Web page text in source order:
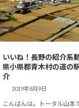
いいね！長野の紹介系
県小県郡青木村の道の
介
2019年8月9日
こんばんは。トータル山本